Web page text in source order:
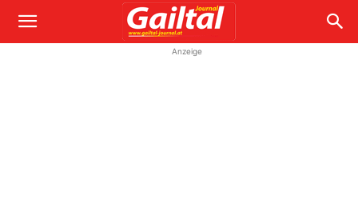
Anzeige